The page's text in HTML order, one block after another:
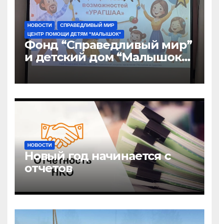
НОВОСТИ
СПРАВЕДЛИВЫЙ МИР
ЦЕНТР ПОМОЩИ ДЕТЯМ "МАЛЫШОК"
Фонд “Справедливый мир”
и детский дом “Малышок”
открыли центр новых
возможностей “УРАГШАА”
НОВОСТИ
Новый год начинается с
отчетов